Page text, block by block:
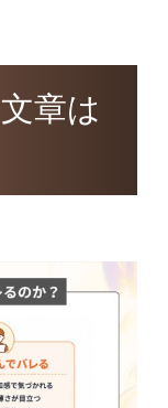
章は